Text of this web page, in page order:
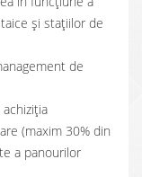
și staţiilor de
de
(maxim 30% din
a panourilor